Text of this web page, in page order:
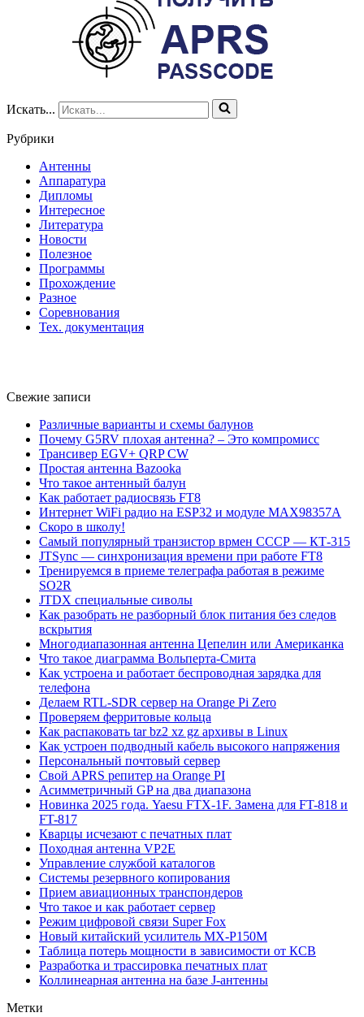
Искать...
Рубрики
Антенны
Аппаратура
Дипломы
Интересное
Литература
Новости
Полезное
Программы
Прохождение
Разное
Соревнования
Тех. документация
Свежие записи
Различные варианты и схемы балунов
Почему G5RV плохая антенна? – Это компромисс
Трансивер EGV+ QRP CW
Простая антенна Bazooka
Что такое антенный балун
Как работает радиосвязь FT8
Интернет WiFi радио на ESP32 и модуле MAX98357A
Скоро в школу!
Самый популярный транзистор врмен СССР — КТ-315
JTSync — синхронизация времени при работе FT8
Тренируемся в приеме телеграфа работая в режиме
SO2R
JTDX специальные сиволы
Как разобрать не разборный блок питания без следов
вскрытия
Многодиапазонная антенна Цепелин или Американка
Что такое диаграмма Вольперта-Смита
Как устроена и работает беспроводная зарядка для
телефона
Делаем RTL-SDR сервер на Orange Pi Zero
Проверяем ферритовые кольца
Как распаковать tar bz2 xz gz архивы в Linux
Как устроен подводный кабель высокого напряжения
Персональный почтовый сервер
Свой APRS репитер на Orange PI
Асимметричный GP на два диапазона
Новинка 2025 года. Yaesu FTX-1F. Замена для FT-818 и
FT-817
Кварцы исчезают с печатных плат
Походная антенна VP2E
Управление службой каталогов
Системы резервного копирования
Прием авиационных транспондеров
Что такое и как работает сервер
Режим цифровой связи Super Fox
Новый китайский усилитель MX-P150M
Таблица потерь мощности в зависимости от КСВ
Разработка и трассировка печатных плат
Коллинеарная антенна на базе J-антенны
Метки